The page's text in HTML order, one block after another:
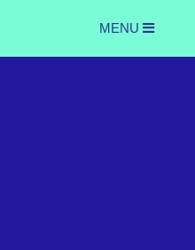
MENU